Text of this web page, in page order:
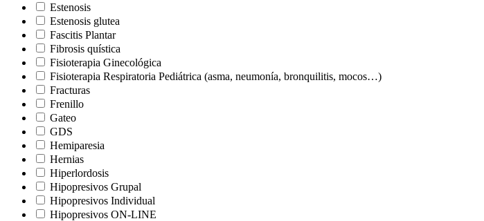
Estenosis
Estenosis glutea
Fascitis Plantar
Fibrosis quística
Fisioterapia Ginecológica
Fisioterapia Respiratoria Pediátrica (asma, neumonía, bronquilitis, mocos…)
Fracturas
Frenillo
Gateo
GDS
Hemiparesia
Hernias
Hiperlordosis
Hipopresivos Grupal
Hipopresivos Individual
Hipopresivos ON-LINE